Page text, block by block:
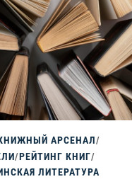
АРСЕНАЛ/
/РЕЙТИНГ КНИГ/
ЛИТЕРАТУРА